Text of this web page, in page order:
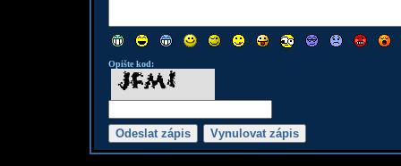
Opište kod: